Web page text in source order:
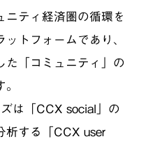
ニティ経済圏の循環を
トフォームであり、
た「コミュニティ」の
は「CCX social」の
析する「CCX user